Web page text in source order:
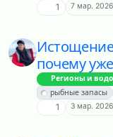
1 7 мар. 2026
почему
Регионы и
рыбные запасы
1 3 мар. 2026